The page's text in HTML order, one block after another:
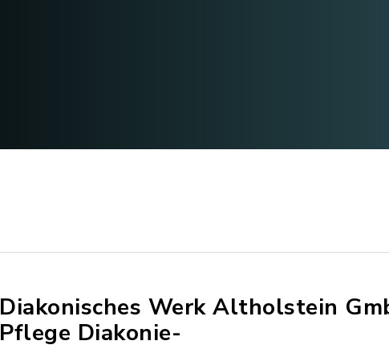
Diakonisches Werk Altholstein
Pflege Diakonie-